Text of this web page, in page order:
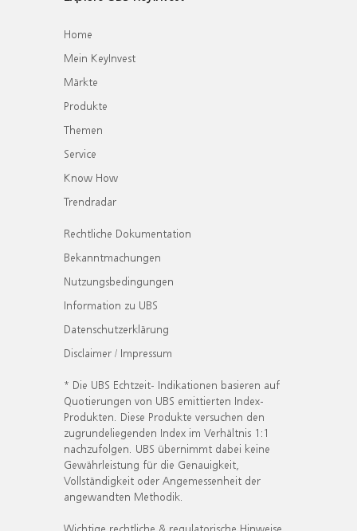
Home
Mein KeyInvest
Märkte
Produkte
Themen
Service
Know How
Trendradar
Rechtliche Dokumentation
Bekanntmachungen
Nutzungsbedingungen
Information zu UBS
Datenschutzerklärung
Disclaimer / Impressum
* Die UBS Echtzeit- Indikationen basieren auf
Quotierungen von UBS emittierten Index-
Produkten. Diese Produkte versuchen den
zugrundeliegenden Index im Verhältnis 1:1
nachzufolgen. UBS übernimmt dabei keine
Gewährleistung für die Genauigkeit,
Vollständigkeit oder Angemessenheit der
angewandten Methodik.